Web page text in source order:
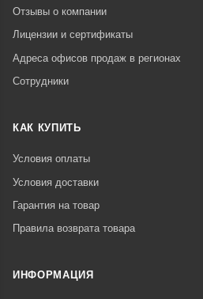
Отзывы о компании
Лицензии и сертификаты
Адреса офисов продаж в регионах
Сотрудники
КАК КУПИТЬ
Условия оплаты
Условия доставки
Гарантия на товар
Правила возврата товара
ИНФОРМАЦИЯ